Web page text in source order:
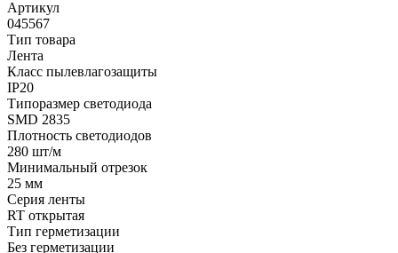
Артикул
045567
Тип товара
Лента
Класс пылевлагозащиты
IP20
Типоразмер светодиода
SMD 2835
Плотность светодиодов
280 шт/м
Минимальный отрезок
25 мм
Серия ленты
RT открытая
Тип герметизации
Без герметизации